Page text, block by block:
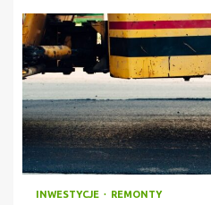
INWESTYCJE REMONTY